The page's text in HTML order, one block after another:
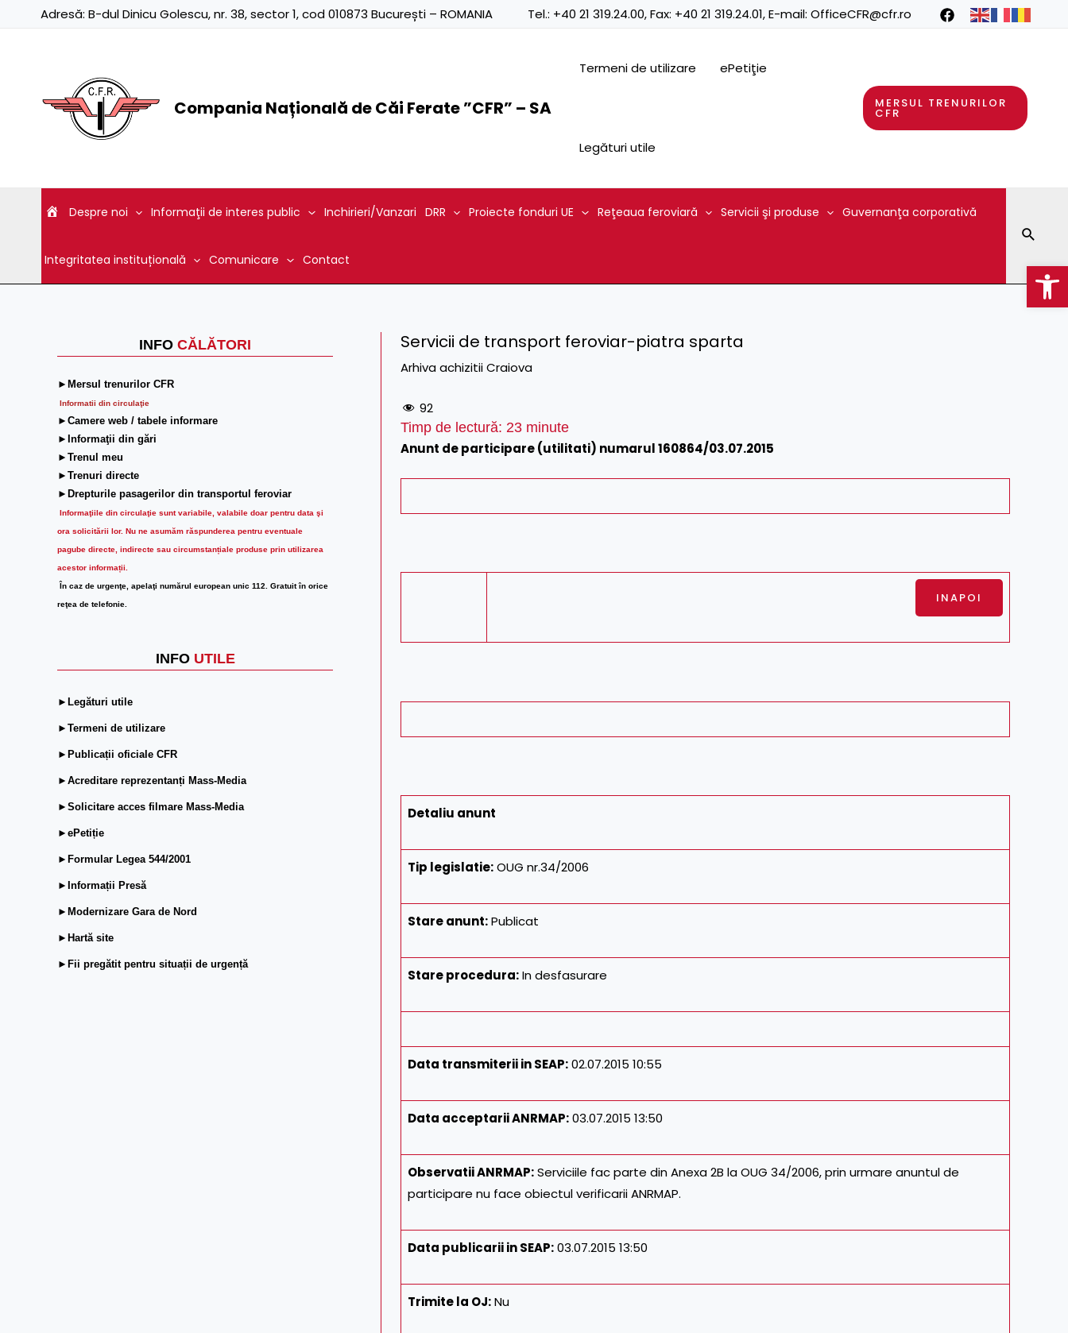
Adresă: B-dul Dinicu Golescu, nr. 38, sector 1, cod 010873 București – ROMANIA Tel.: +40 21 319.24.00, Fax: +40 21 319.24.01, E-mail: OfficeCFR@cfr.ro
Compania Națională de Căi Ferate ”CFR” – SA
Termeni de utilizare ePetiţie
Legături utile
MERSUL TRENURILOR
CFR
Despre noi Informaţii de interes public Inchirieri/Vanzari DRR Proiecte fonduri UE Reţeaua feroviară Servicii şi produse Guvernanţa corporativă
Integritatea instituțională Comunicare Contact
INFO CĂLĂTORI
►Mersul trenurilor CFR
Informatii din circulaţie
►Camere web / tabele informare
►Informaţii din gări
►Trenul meu
►Trenuri directe
►Drepturile pasagerilor din transportul feroviar
Informaţiile din circulaţie sunt variabile, valabile doar pentru data şi
ora solicitării lor. Nu ne asumăm răspunderea pentru eventuale
pagube directe, indirecte sau circumstanțiale produse prin utilizarea
acestor informații.
În caz de urgenţe, apelaţi numărul european unic 112. Gratuit în orice
reţea de telefonie.
INFO UTILE
►Legături utile
►Termeni de utilizare
►Publicații oficiale CFR
►Acreditare reprezentanți Mass-Media
►Solicitare acces filmare Mass-Media
►ePetiție
►Formular Legea 544/2001
►Informații Presă
►Modernizare Gara de Nord
►Hartă site
►Fii pregătit pentru situații de urgență
Servicii de transport feroviar-piatra sparta
Arhiva achizitii Craiova
92
Timp de lectură: 23 minute
Anunt de participare (utilitati) numarul 160864/03.07.2015
Detaliu anunt
Tip legislatie:OUG nr.34/2006
Stare anunt:Publicat
Stare procedura:In desfasurare
Data transmiterii in SEAP:02.07.2015 10:55
Data acceptarii ANRMAP:03.07.2015 13:50
Observatii ANRMAP:Serviciile fac parte din Anexa 2B la OUG 34/2006, prin urmare anuntul de
participare nu face obiectul verificarii ANRMAP.
Data publicarii in SEAP:03.07.2015 13:50
Trimite la OJ:Nu